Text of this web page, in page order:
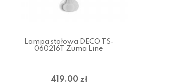
Lampa stołowa DECO TS-
060216T Zuma Line
419.00 zł